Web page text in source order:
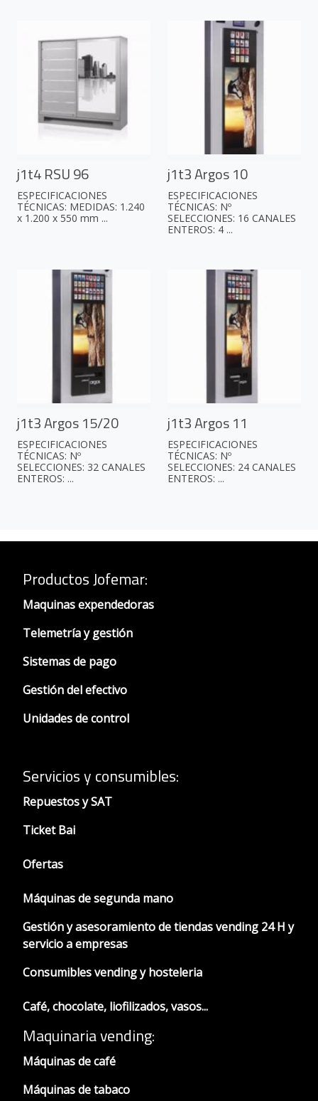
j1t4 RSU 96
ESPECIFICACIONES
TÉCNICAS: MEDIDAS: 1.240
x 1.200 x 550 mm ...
j1t3 Argos 10
ESPECIFICACIONES
TÉCNICAS: Nº
SELECCIONES: 16 CANALES
ENTEROS: 4 ...
j1t3 Argos 15/20
ESPECIFICACIONES
TÉCNICAS: Nº
SELECCIONES: 32 CANALES
ENTEROS: ...
j1t3 Argos 11
ESPECIFICACIONES
TÉCNICAS: Nº
SELECCIONES: 24 CANALES
ENTEROS: ...
Productos Jofemar:
Maquinas expendedoras
Telemetría y gestión
Sistemas de pago
Gestión del efectivo
Unidades de control
Servicios y consumibles:
Repuestos y SAT
Ticket Bai
Ofertas
Máquinas de segunda mano
Gestión y asesoramiento de tiendas vending 24 H y
servicio a empresas
Consumibles vending y hosteleria
Café, chocolate, liofilizados, vasos...
Maquinaria vending:
Máquinas de café
Máquinas de tabaco